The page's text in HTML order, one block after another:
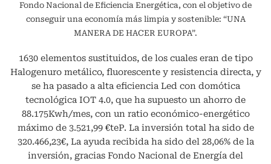
Fondo Nacional de Eficiencia Energética, con el objetivo de
conseguir una economía más limpia y sostenible: “UNA
MANERA DE HACER EUROPA”.
1630 elementos sustituidos, de los cuales eran de tipo
Halogenuro metálico, fluorescente y resistencia directa, y
se ha pasado a alta eficiencia Led con domótica
tecnológica IOT 4.0, que ha supuesto un ahorro de
88.175Kwh/mes, con un ratio económico-energético
máximo de 3.521,99 €teP. La inversión total ha sido de
320.466,23€, La ayuda recibida ha sido del 28,06% de la
inversión, gracias Fondo Nacional de Energía del